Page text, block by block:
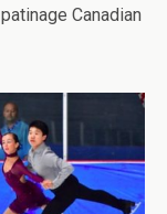
Canadian